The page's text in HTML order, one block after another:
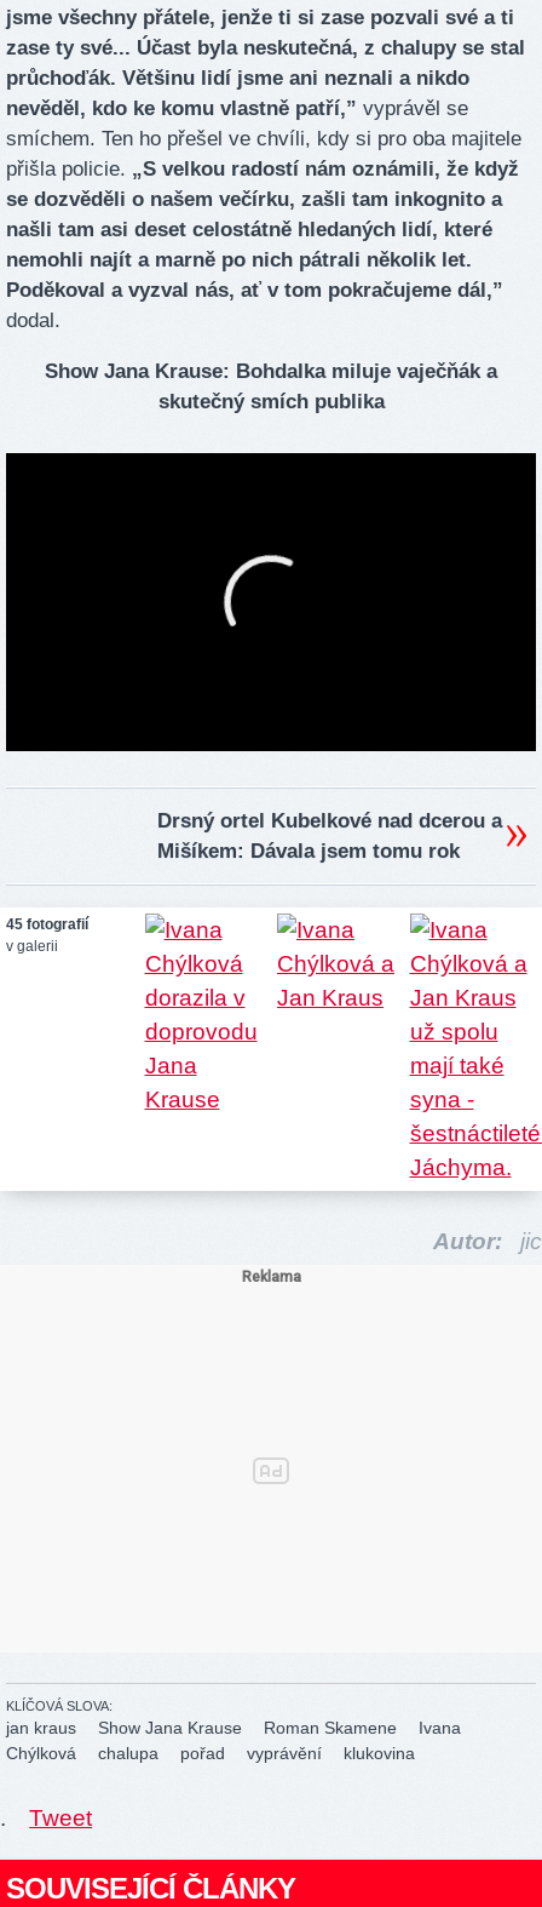
jsme všechny přátele, jenže ti si zase pozvali své a ti
zase ty své... Účast byla neskutečná, z chalupy se stal
průchoďák. Většinu lidí jsme ani neznali a nikdo
nevěděl, kdo ke komu vlastně patří,” vyprávěl se
smíchem. Ten ho přešel ve chvíli, kdy si pro oba majitele
přišla policie. „S velkou radostí nám oznámili, že když
se dozvěděli o našem večírku, zašli tam inkognito a
našli tam asi deset celostátně hledaných lidí, které
nemohli najít a marně po nich pátrali několik let.
Poděkoval a vyzval nás, ať v tom pokračujeme dál,”
dodal.
Show Jana Krause: Bohdalka miluje vaječňák a
skutečný smích publika
Drsný ortel Kubelkové nad dcerou a
Mišíkem: Dávala jsem tomu rok
45 fotografií
v galerii
Autor: jic
KLÍČOVÁ SLOVA:
jan kraus Show Jana Krause Roman Skamene
Ivana
Chýlková
chalupa pořad vyprávění klukovina
. Tweet
SOUVISEJÍCÍ ČLÁNKY